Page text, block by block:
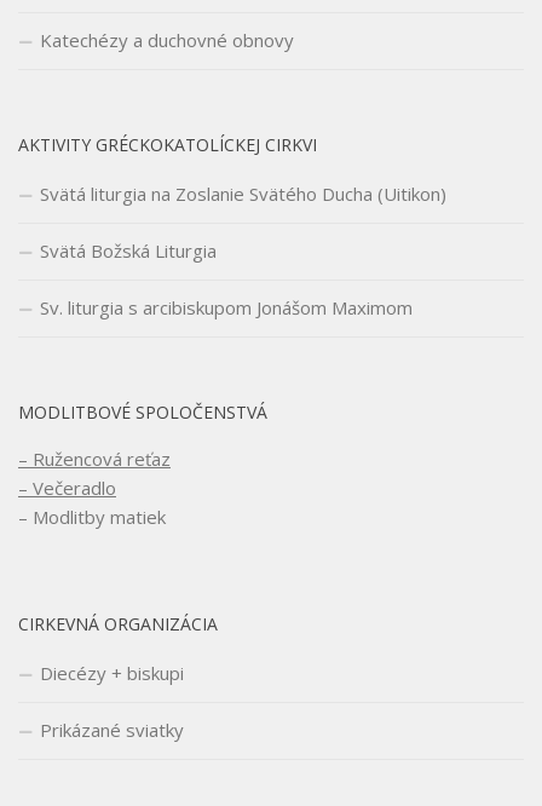
Katechézy a duchovné obnovy
AKTIVITY GRÉCKOKATOLÍCKEJ CIRKVI
Svätá liturgia na Zoslanie Svätého Ducha (Uitikon)
Svätá Božská Liturgia
Sv. liturgia s arcibiskupom Jonášom Maximom
MODLITBOVÉ SPOLOČENSTVÁ
– Ružencová reťaz
– Večeradlo
– Modlitby matiek
CIRKEVNÁ ORGANIZÁCIA
Diecézy + biskupi
Prikázané sviatky